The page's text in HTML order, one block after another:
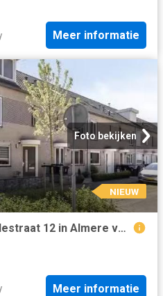
Meer informatie
Foto bekijken
NIEUW
Huis te koop Nat King Colestraat 12 in Almere voor € 450.000
Meer informatie